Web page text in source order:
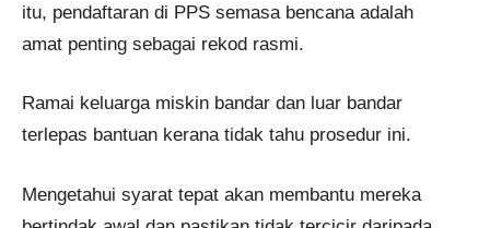
itu, pendaftaran di PPS semasa bencana adalah
amat penting sebagai rekod rasmi.
Ramai keluarga miskin bandar dan luar bandar
terlepas bantuan kerana tidak tahu prosedur ini.
Mengetahui syarat tepat akan membantu mereka